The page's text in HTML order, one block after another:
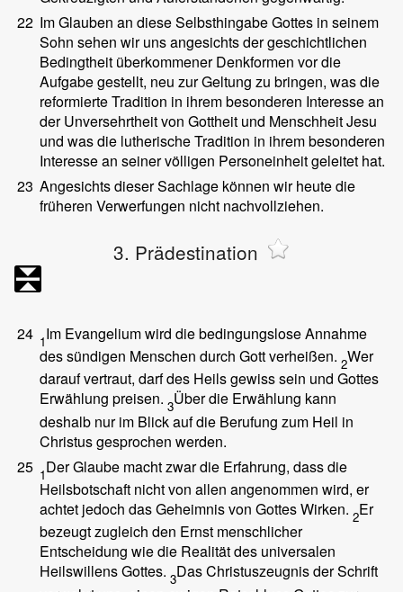
22 Im Glauben an diese Selbsthingabe Gottes in seinem
Sohn sehen wir uns angesichts der geschichtlichen
Bedingtheit überkommener Denkformen vor die
Aufgabe gestellt, neu zur Geltung zu bringen, was die
reformierte Tradition in ihrem besonderen Interesse an
der Unversehrtheit von Gottheit und Menschheit Jesu
und was die lutherische Tradition in ihrem besonderen
Interesse an seiner völligen Personeinheit geleitet hat.
23 Angesichts dieser Sachlage können wir heute die
früheren Verwerfungen nicht nachvollziehen.
3. Prädestination
24 1Im Evangelium wird die bedingungslose Annahme
des sündigen Menschen durch Gott verheißen. 2Wer
darauf vertraut, darf des Heils gewiss sein und Gottes
Erwählung preisen. 3Über die Erwählung kann
deshalb nur im Blick auf die Berufung zum Heil in
Christus gesprochen werden.
25 1Der Glaube macht zwar die Erfahrung, dass die
Heilsbotschaft nicht von allen angenommen wird, er
achtet jedoch das Geheimnis von Gottes Wirken. 2Er
bezeugt zugleich den Ernst menschlicher
Entscheidung wie die Realität des universalen
Heilswillens Gottes. 3Das Christuszeugnis der Schrift